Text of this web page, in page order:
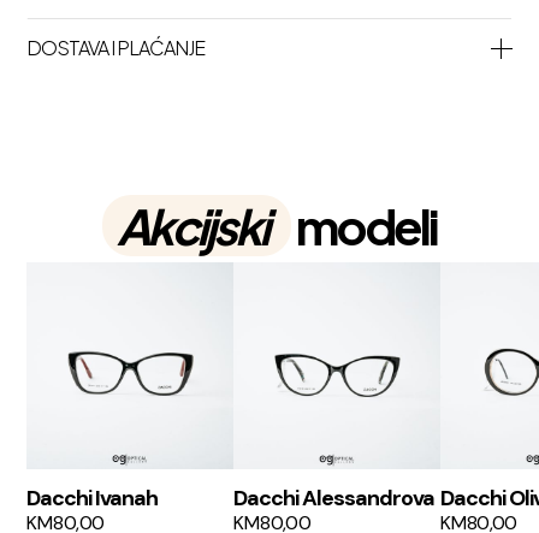
DOSTAVA I PLAĆANJE
Akcijski modeli
Dacchi Ivanah
KM80,00
Dacchi Alessandrova
KM80,00
Dacchi
KM80,00